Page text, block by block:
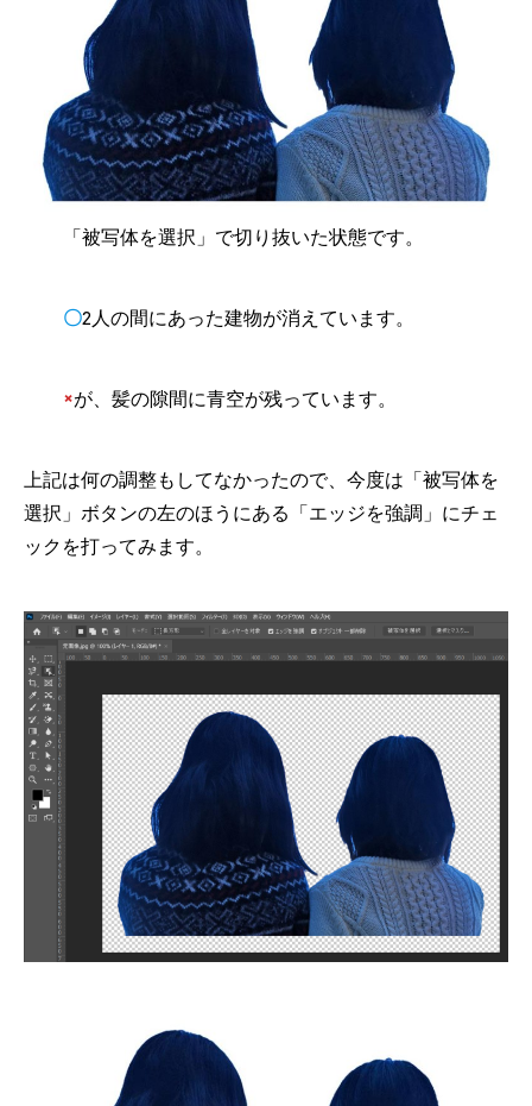
「被写体を選択」で切り抜いた状態です。
〇2人の間にあった建物が消えています。
×が、髪の隙間に青空が残っています。
上記は何の調整もしてなかったので、今度は「被写体を
選択」ボタンの左のほうにある「エッジを強調」にチェ
ックを打ってみます。